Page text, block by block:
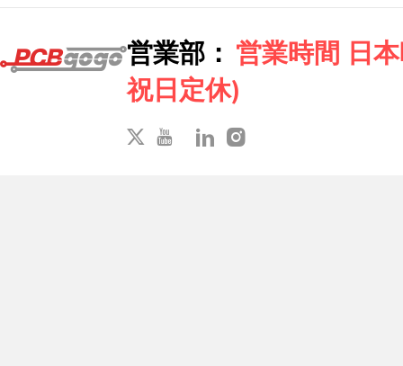
営業部： 営業時間 日
祝日定休)